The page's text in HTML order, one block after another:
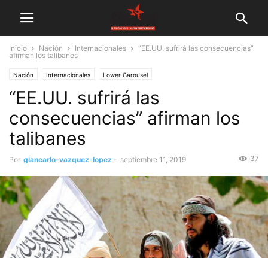
Inicio Nación Internacionales
“EE.UU. sufrirá las consecuencias”
afirman los talibanes
Nación Internacionales Lower Carousel
“EE.UU. sufrirá las
consecuencias” afirman los
talibanes
Por giancarlo-vazquez-lopez - septiembre 11, 2019 37